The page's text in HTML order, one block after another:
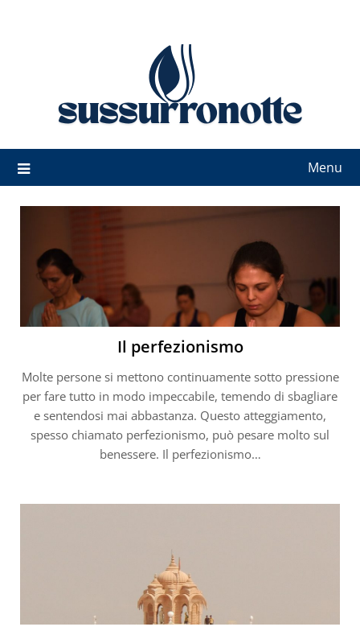
Menu
Il perfezionismo
Molte persone si mettono continuamente sotto pressione
per fare tutto in modo impeccabile, temendo di sbagliare
e sentendosi mai abbastanza. Questo atteggiamento,
spesso chiamato perfezionismo, può pesare molto sul
benessere. Il perfezionismo…